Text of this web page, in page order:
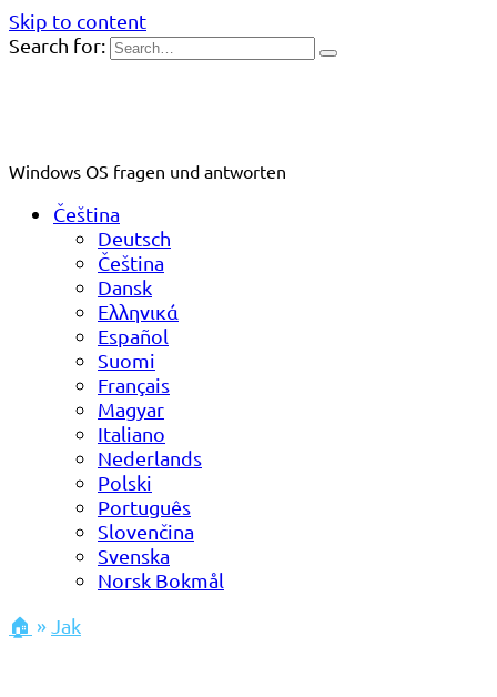
Skip to content
Search for:
Windows OS fragen und antworten
Čeština
Deutsch
Čeština
Dansk
Ελληνικά
Español
Suomi
Français
Magyar
Italiano
Nederlands
Polski
Português
Slovenčina
Svenska
Norsk Bokmål
🏠 » Jak